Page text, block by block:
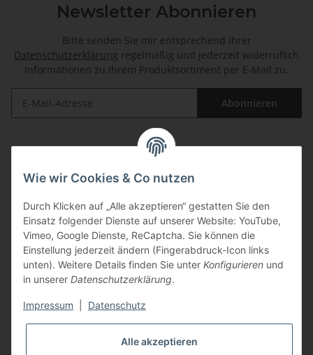
Newsletter Abonnieren
Bitte senden Sie mir entsprechend Ihrer
Datenschutzerklärung regelmäßig und jederzeit widerruflich
Informationen zu Ihrem Produktsortiment per E-Mail zu.
Abonnieren
Zahlungsarten
Wie wir Cookies & Co nutzen
Durch Klicken auf „Alle akzeptieren“ gestatten Sie den
Einsatz folgender Dienste auf unserer Website: YouTube,
Vimeo, Google Dienste, ReCaptcha. Sie können die
Einstellung jederzeit ändern (Fingerabdruck-Icon links
unten). Weitere Details finden Sie unter Konfigurieren und
in unserer Datenschutzerklärung.
Impressum Datenschutz
Alle akzeptieren